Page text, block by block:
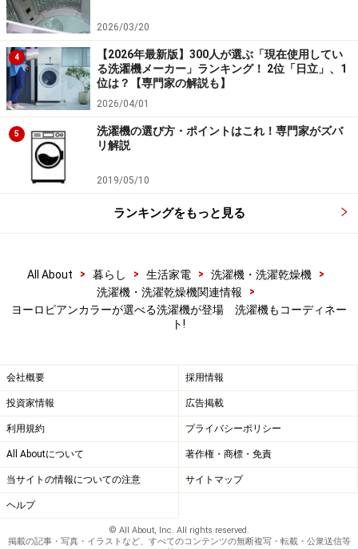
2026/03/20
4
【2026年最新版】300人が選ぶ「現在使用してい
る洗濯機メーカー」ランキング！ 2位「日立」、1
位は？【専門家の解説も】
2026/04/01
5
洗濯機の選び方・ポイントはこれ！専門家がズバ
リ解説
2019/05/10
ランキングをもっと見る
All About > 暮らし > 生活家電 > 洗濯機・洗濯乾燥機
>
洗濯機・洗濯乾燥機関連情報
>
ヨーロピアンカラーが選べる洗濯機が登場 洗濯機もコーディネー
ト!
会社概要 採用情報
投資家情報 広告掲載
利用規約 プライバシーポリシー
All Aboutについて 著作権・商標・免責
当サイトの情報についての注意 サイトマップ
ヘルプ
© All About, Inc. All rights reserved.
掲載の記事・写真・イラストなど、すべてのコンテンツの無断複写・転載・公衆送信等